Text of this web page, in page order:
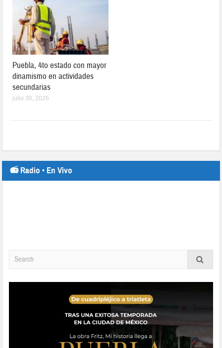
Puebla, 4to estado con mayor
dinamismo en actividades
secundarias
julio 30, 2026
📻 Radio • En Vivo